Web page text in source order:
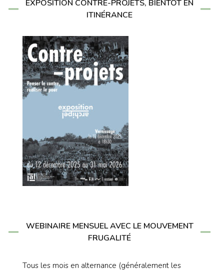
EXPOSITION CONTRE-PROJETS, BIENTÔT EN
ITINÉRANCE
WEBINAIRE MENSUEL AVEC LE MOUVEMENT
FRUGALITÉ
Tous les mois en alternance (généralement les